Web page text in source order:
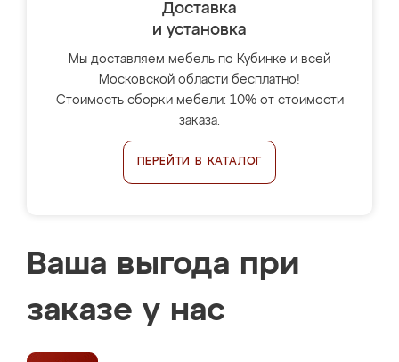
Доставка
и установка
Мы доставляем мебель по Кубинке и всей
Московской области бесплатно!
Стоимость сборки мебели: 10% от стоимости
заказа.
ПЕРЕЙТИ В КАТАЛОГ
Ваша выгода при
заказе у нас